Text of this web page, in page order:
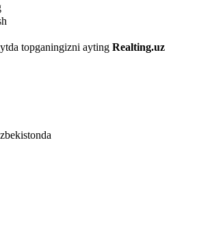
topganingizni ayting Realting.uz